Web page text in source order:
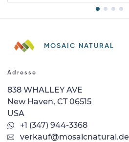
MOSAIC NATURAL
Adresse
838 WHALLEY AVE
New Haven, CT 06515
USA
+1 (347) 944-3368
verkauf@mosaicnatural.de